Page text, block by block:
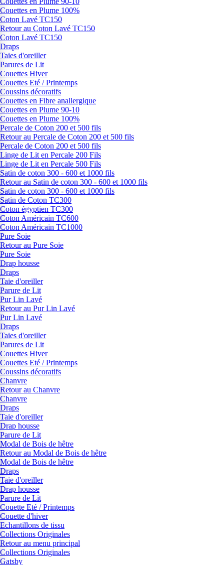
Couettes en Plume 100%
Coton Lavé TC150
Retour au Coton Lavé TC150
Coton Lavé TC150
Draps
Taies d'oreiller
Parures de Lit
Couettes Hiver
Couettes Eté / Printemps
Coussins décoratifs
Couettes en Fibre anallergique
Couettes en Plume 90-10
Couettes en Plume 100%
Percale de Coton 200 et 500 fils
Retour au Percale de Coton 200 et 500 fils
Percale de Coton 200 et 500 fils
Linge de Lit en Percale 200 Fils
Linge de Lit en Percale 500 Fils
Satin de coton 300 - 600 et 1000 fils
Retour au Satin de coton 300 - 600 et 1000 fils
Satin de coton 300 - 600 et 1000 fils
Satin de Coton TC300
Coton égyptien TC300
Coton Américain TC600
Coton Américain TC1000
Pure Soie
Retour au Pure Soie
Pure Soie
Drap housse
Draps
Taie d'oreiller
Parure de Lit
Pur Lin Lavé
Retour au Pur Lin Lavé
Pur Lin Lavé
Draps
Taies d'oreiller
Parures de Lit
Couettes Hiver
Couettes Eté / Printemps
Coussins décoratifs
Chanvre
Retour au Chanvre
Chanvre
Draps
Taie d'oreiller
Drap housse
Parure de Lit
Modal de Bois de hêtre
Retour au Modal de Bois de hêtre
Modal de Bois de hêtre
Draps
Taie d'oreiller
Drap housse
Parure de Lit
Couette Eté / Printemps
Couette d'hiver
Echantillons de tissu
Collections Originales
Retour au menu principal
Collections Originales
Gatsby